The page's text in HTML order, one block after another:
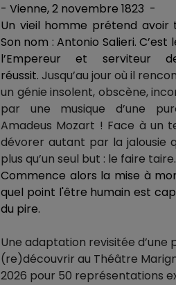
- Vienne, 2 novembre 1823 -
Un vieil homme prétend avoir
Son nom : Antonio Salieri.
l’Empereur et
réussit. Jusqu’au jour où il
un génie insolent, obscène,
par une musique d’une
Amadeus Mozart ! Face à un
dévorer autant par la jalousie
plus qu’un seul but : le faire taire.
Commence alors la mise à
quel point l'être humain est
du pire.
Une adaptation revisitée d’une
(re)découvrir au Théâtre
2026 pour 50 représentations